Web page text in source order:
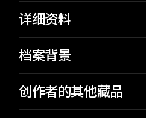
详细资料
档案背景
创作者的其他藏品